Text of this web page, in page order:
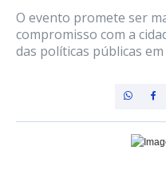
O evento promete ser
compromisso com a
das políticas públicas